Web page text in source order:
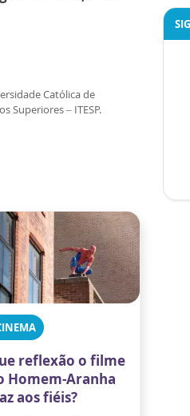
Católica de
Superiores – ITESP.
reflexão o filme
Homem-Aranha
aos fiéis?